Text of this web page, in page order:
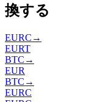
換する
EURC →
EURT
BTC →
EUR
BTC →
EURC